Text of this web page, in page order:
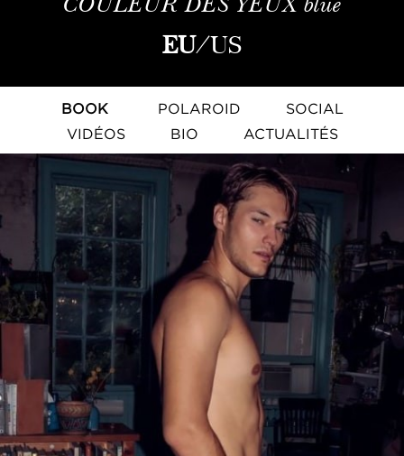
EU/US
BOOK POLAROID
SOCIAL
VIDÉOS
BIO ACTUALITÉS